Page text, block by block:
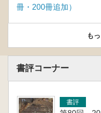
冊・200冊追加）
も
書評コーナー
書評